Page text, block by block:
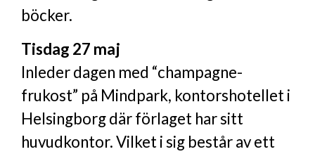
böcker.
Tisdag 27 maj
Inleder dagen med “champagne-
frukost” på Mindpark, kontorshotellet i
Helsingborg där förlaget har sitt
huvudkontor. Vilket i sig består av ett